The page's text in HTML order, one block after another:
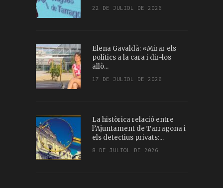
22 DE JULIOL DE 2026
Elena Gavaldà: «Mirar els
polítics a la cara i dir-los
allò...
17 DE JULIOL DE 2026
La històrica relació entre
l’Ajuntament de Tarragona i
els detectius privats:...
8 DE JULIOL DE 2026